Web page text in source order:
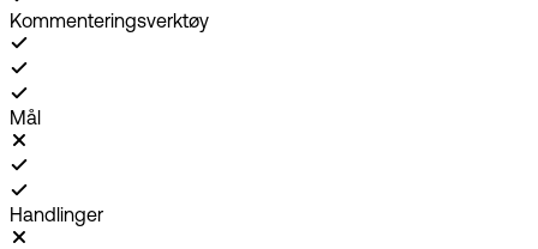
Kommenteringsverktøy
Mål
Handlinger